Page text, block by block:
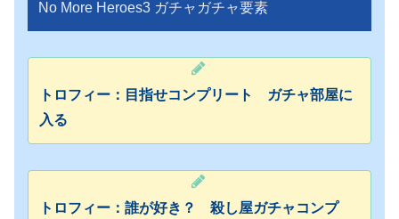
No More Heroes3 ガチャガチャ要素
トロフィー：目指せコンプリート ガチャ部屋に
入る
トロフィー：誰が好き？ 殺し屋ガチャコンプ